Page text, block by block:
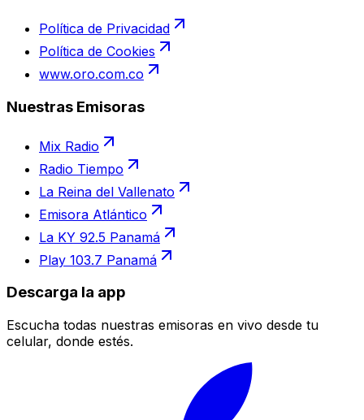
Política de Privacidad
Política de Cookies
www.oro.com.co
Nuestras Emisoras
Mix Radio
Radio Tiempo
La Reina del Vallenato
Emisora Atlántico
La KY 92.5 Panamá
Play 103.7 Panamá
Descarga la app
Escucha todas nuestras emisoras en vivo desde tu
celular, donde estés.